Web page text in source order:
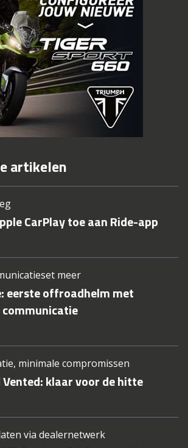
artikelen
CarPlay toe aan Ride-app
meer
eerste offroadhelm met
minimale compromissen
Vented: klaar voor de hitte
via dealernetwerk